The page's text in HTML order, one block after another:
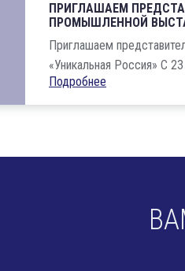
ПРИГЛАШАЕМ
ПРОМЫШЛЕННОЙ
Приглашаем
«Уникальная Россия» С 23
Подробнее